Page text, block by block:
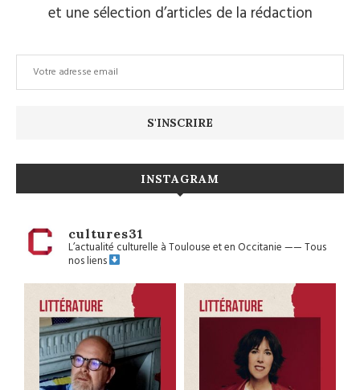
et une sélection d’articles de la rédaction
INSTAGRAM
cultures31
L’actualité culturelle à Toulouse et en Occitanie——Tous
nos liens